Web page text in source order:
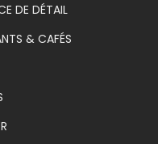
DE DÉTAIL
& CAFÉS